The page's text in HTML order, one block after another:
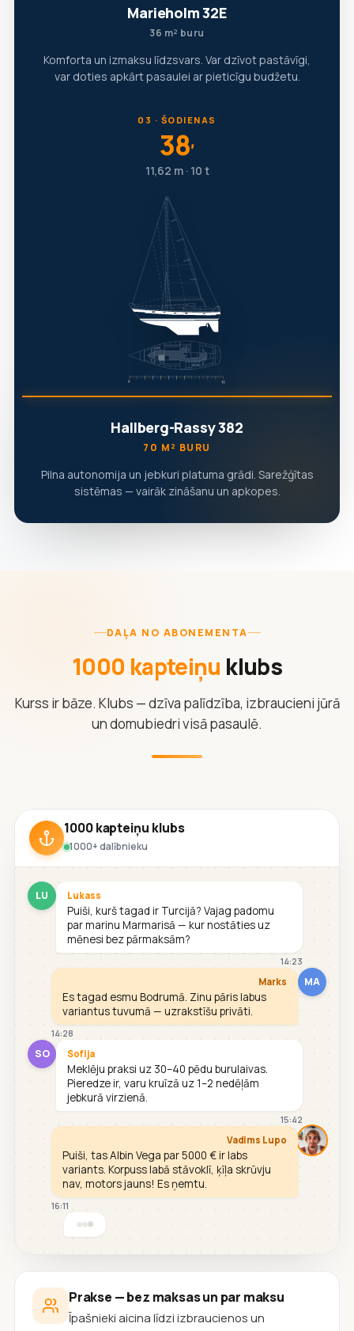
Marieholm 32E
36 m² buru
Komforta un izmaksu līdzsvars. Var dzīvot pastāvīgi,
var doties apkārt pasaulei ar pieticīgu budžetu.
03 · ŠODIENAS
38′
11,62 m · 10 t
Hallberg-Rassy 382
70 M² BURU
Pilna autonomija un jebkuri platuma grādi. Sarežģītas
sistēmas — vairāk zināšanu un apkopes.
DAĻA NO ABONEMENTA
1000 kapteiņu klubs
Kurss ir bāze. Klubs — dzīva palīdzība, izbraucieni jūrā
un domubiedri visā pasaulē.
1000 kapteiņu klubs
1000+ dalībnieku
LU Lukass
Puiši, kurš tagad ir Turcijā? Vajag padomu
par marinu Marmarisā — kur nostāties uz
mēnesi bez pārmaksām?
14:23
MA
Marks
Es tagad esmu Bodrumā. Zinu pāris labus
variantus tuvumā — uzrakstīšu privāti.
14:28
SO Sofija
Meklēju praksi uz 30–40 pēdu burulaivas.
Pieredze ir, varu kruīzā uz 1–2 nedēļām
jebkurā virzienā.
15:42
Vadims Lupo
Puiši, tas Albin Vega par 5000 € ir labs
variants. Korpuss labā stāvoklī, ķīļa skrūvju
nav, motors jauns! Es ņemtu.
16:11
Prakse — bez maksas un par maksu
Īpašnieki aicina līdzi izbraucienos un